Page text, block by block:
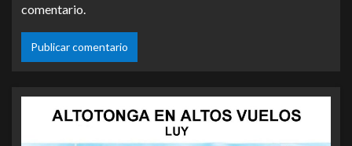
comentario.